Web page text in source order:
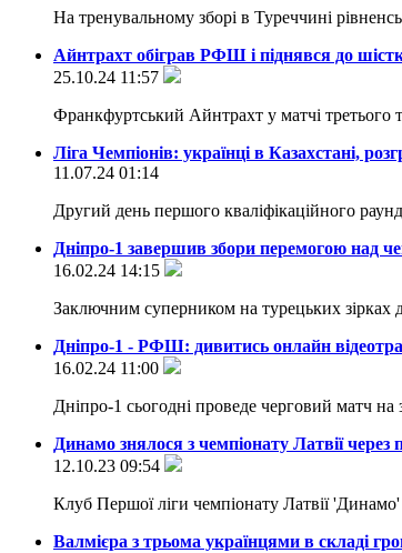
На тренувальному зборі в Туреччині
Айнтрахт обіграв РФШ і піднявся до
25.10.24 11:57
Франкфуртський Айнтрахт у матчі
Ліга Чемпіонів: українці в Казахстані,
11.07.24 01:14
Другий день першого кваліфікаційного
Дніпро-1 завершив збори перемогою над
16.02.24 14:15
Заключним суперником на турецьких зірках
Дніпро-1 - РФШ: дивитись онлайн
16.02.24 11:00
Дніпро-1 сьогодні проведе черговий матч на
Динамо знялося з чемпіонату Латвії через
12.10.23 09:54
Клуб Першої ліги чемпіонату Латвії
Валмієра з трьома українцями в складі